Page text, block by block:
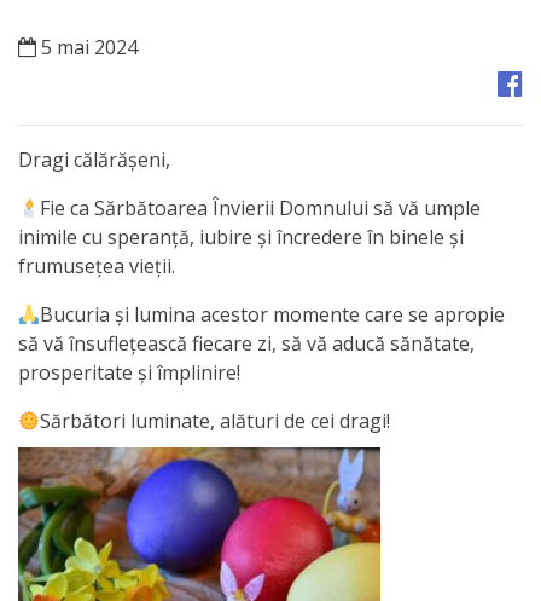
Strategii
de
Stat
al
Actelor
Locale
Primăria
Aparatul
Primăriei
Lista
5 mai 2024
Dragi călărășeni,
Fie ca Sărbătoarea Învierii Domnului să vă umple
inimile cu speranță, iubire și încredere în binele și
frumusețea vieții.
Bucuria și lumina acestor momente care se apropie
să vă însuflețească fiecare zi, să vă aducă sănătate,
prosperitate și împlinire!
Sărbători luminate, alături de cei dragi!